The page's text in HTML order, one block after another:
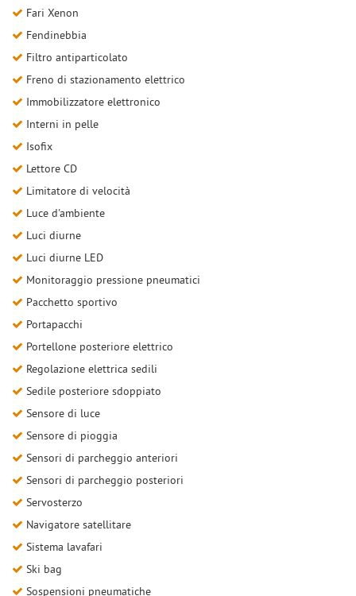
Fari Xenon
Fendinebbia
Filtro antiparticolato
Freno di stazionamento elettrico
Immobilizzatore elettronico
Interni in pelle
Isofix
Lettore CD
Limitatore di velocità
Luce d'ambiente
Luci diurne
Luci diurne LED
Monitoraggio pressione pneumatici
Pacchetto sportivo
Portapacchi
Portellone posteriore elettrico
Regolazione elettrica sedili
Sedile posteriore sdoppiato
Sensore di luce
Sensore di pioggia
Sensori di parcheggio anteriori
Sensori di parcheggio posteriori
Servosterzo
Navigatore satellitare
Sistema lavafari
Ski bag
Sospensioni pneumatiche